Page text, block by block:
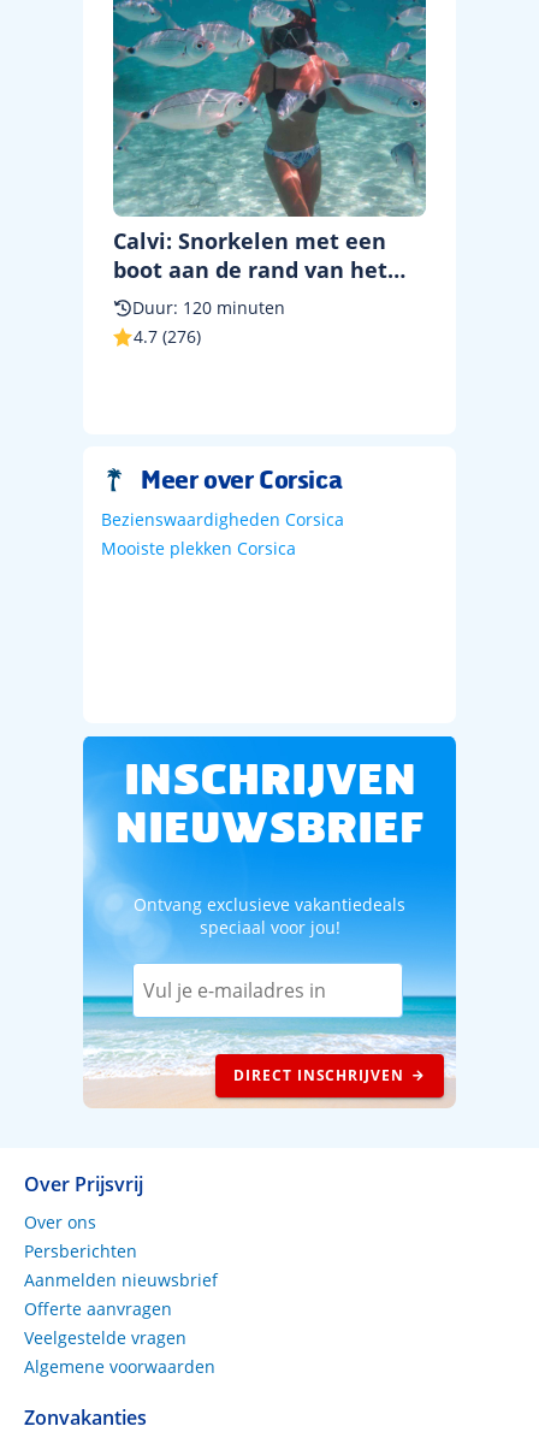
Calvi: Snorkelen met een
boot aan de rand van het
natuurreservaat
Duur: 120 minuten
4.7 (276)
Meer over Corsica
Bezienswaardigheden Corsica
Mooiste plekken Corsica
INSCHRIJVEN
NIEUWSBRIEF
Ontvang exclusieve vakantiedeals
speciaal voor jou!
DIRECT INSCHRIJVEN
Over Prijsvrij
Over ons
Persberichten
Aanmelden nieuwsbrief
Offerte aanvragen
Veelgestelde vragen
Algemene voorwaarden
Zonvakanties